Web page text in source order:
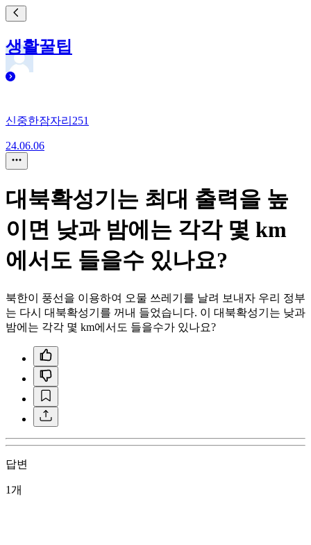
생활꿀팁
신중한잠자리251
24.06.06
대북확성기는 최대 출력을 높
이면 낮과 밤에는 각각 몇 km
에서도 들을수 있나요?
북한이 풍선을 이용하여 오물 쓰레기를 날려 보내자 우리 정부
는 다시 대북확성기를 꺼내 들었습니다. 이 대북확성기는 낮과
밤에는 각각 몇 km에서도 들을수가 있나요?
답변
1개